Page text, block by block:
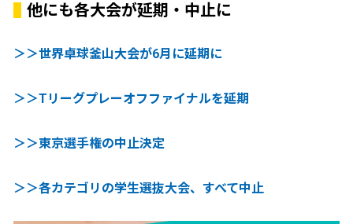
他にも各大会が延期・中止に
＞＞世界卓球釜山大会が6月に延期に
＞＞Tリーグプレーオフファイナルを延期
＞＞東京選手権の中止決定
＞＞各カテゴリの学生選抜大会、すべて中止